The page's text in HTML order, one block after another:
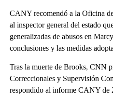
CANY recomendó a la Oficina
al inspector general del estado
generalizadas de abusos en
conclusiones y las medidas
Tras la muerte de Brooks, CNN
Correccionales y Supervisión
respondido al informe CANY de